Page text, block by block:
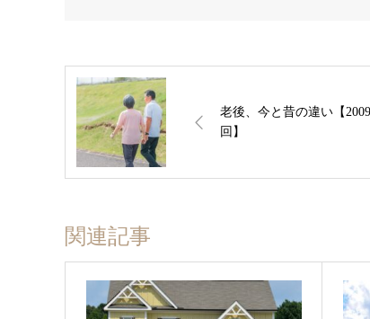
老後、今と昔の違い【
回】
関連記事